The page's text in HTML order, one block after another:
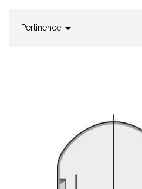
Pertinence 